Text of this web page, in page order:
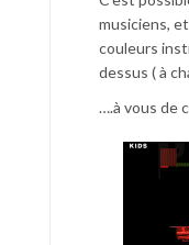
musiciens,
couleurs
dessus ( à
….à vous de